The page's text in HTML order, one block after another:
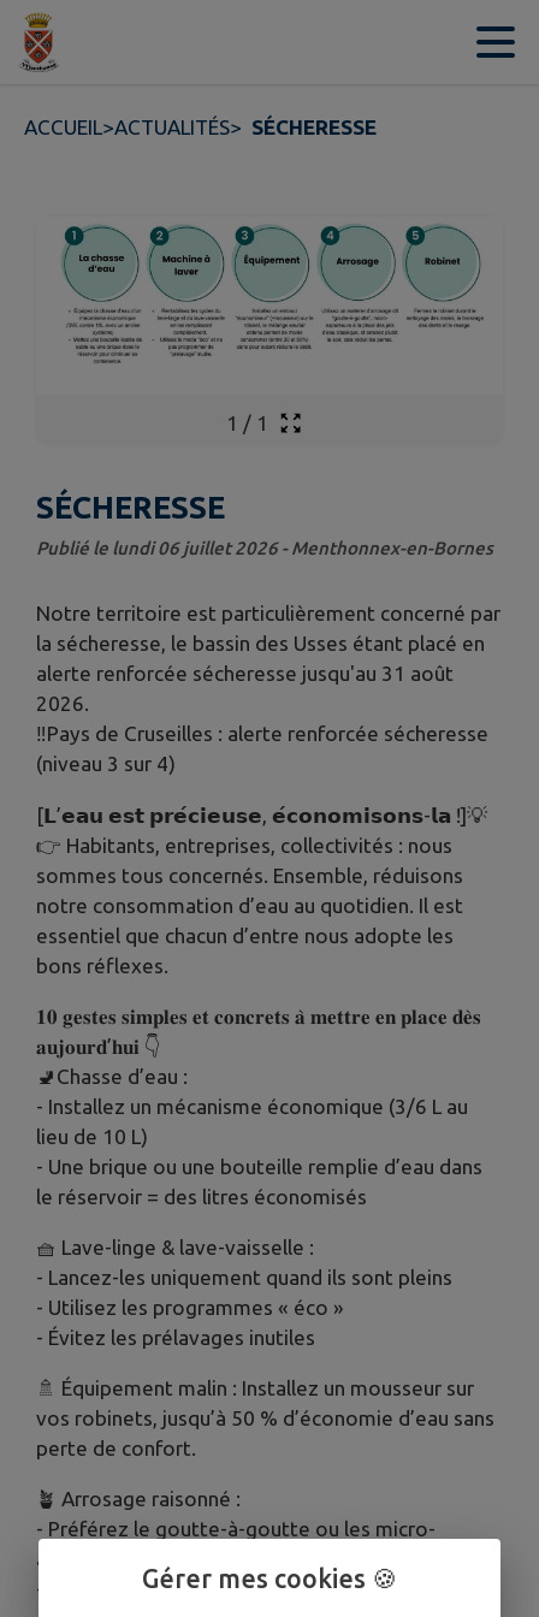
Contenu
ACCUEIL>ACTUALITÉS> SÉCHERESSE
1 / 1
SÉCHERESSE
Publié le lundi 06 juillet 2026 - Menthonnex-en-Bornes
Notre territoire est particulièrement concerné par
la sécheresse, le bassin des Usses étant placé en
alerte renforcée sécheresse jusqu'au 31 août
2026.
‼️Pays de Cruseilles : alerte renforcée sécheresse
(niveau 3 sur 4)
[𝗟’𝗲𝗮𝘂 𝗲𝘀𝘁 𝗽𝗿𝗲́𝗰𝗶𝗲𝘂𝘀𝗲, 𝗲́𝗰𝗼𝗻𝗼𝗺𝗶𝘀𝗼𝗻𝘀-𝗹𝗮 !]💡
👉 Habitants, entreprises, collectivités : nous
sommes tous concernés. Ensemble, réduisons
notre consommation d’eau au quotidien. Il est
essentiel que chacun d’entre nous adopte les
bons réflexes.
𝟏𝟎 𝐠𝐞𝐬𝐭𝐞𝐬 𝐬𝐢𝐦𝐩𝐥𝐞𝐬 𝐞𝐭 𝐜𝐨𝐧𝐜𝐫𝐞𝐭𝐬 𝐚̀ 𝐦𝐞𝐭𝐭𝐫𝐞 𝐞𝐧 𝐩𝐥𝐚𝐜𝐞 𝐝𝐞̀𝐬
𝐚𝐮𝐣𝐨𝐮𝐫𝐝’𝐡𝐮𝐢 👇
🚽Chasse d’eau :
- Installez un mécanisme économique (3/6 L au
lieu de 10 L)
- Une brique ou une bouteille remplie d’eau dans
le réservoir = des litres économisés
🧺 Lave-linge & lave-vaisselle :
- Lancez-les uniquement quand ils sont pleins
- Utilisez les programmes « éco »
- Évitez les prélavages inutiles
🚿 Équipement malin : Installez un mousseur sur
vos robinets, jusqu’à 50 % d’économie d’eau sans
perte de confort.
🪴 Arrosage raisonné :
- Préférez le goutte-à-goutte ou les micro-
asperseurs
- Arrosez le soir pour limiter l’évaporation
Gérer mes cookies 🍪